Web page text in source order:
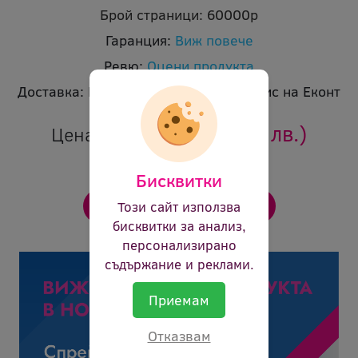
Брой страници: 60000p
Гаранция: Виж повече
Ревю: Оцени продукта
Доставка: Безплатна доставка до офис на Еконт
Цена: 82.86 € (162.06 лв.)
Бисквитки
Този сайт използва
бисквитки за анализ,
персонализирано
съдържание и реклами.
Приемам
Отказвам